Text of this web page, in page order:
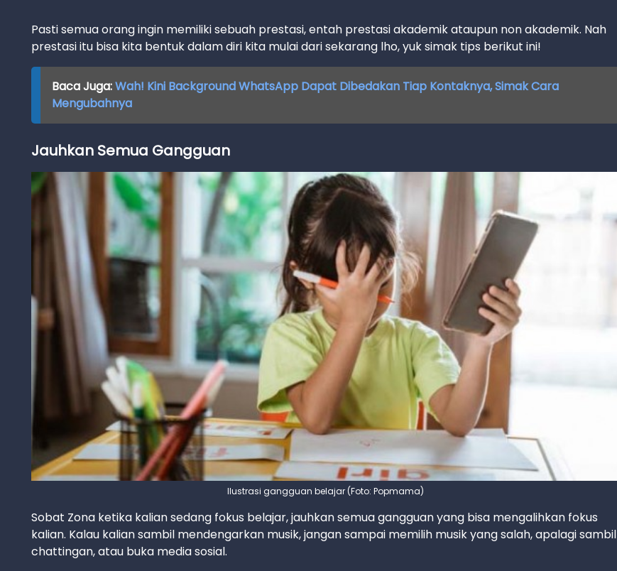
Pasti semua orang ingin memiliki sebuah prestasi, entah prestasi akademik ataupun non akademik. Nah
prestasi itu bisa kita bentuk dalam diri kita mulai dari sekarang lho, yuk simak tips berikut ini!
Baca Juga:Wah! Kini Background WhatsApp Dapat Dibedakan Tiap Kontaknya, Simak Cara
Mengubahnya
Jauhkan Semua Gangguan
Ilustrasi gangguan belajar (Foto: Popmama)
Sobat Zona ketika kalian sedang fokus belajar, jauhkan semua gangguan yang bisa mengalihkan fokus
kalian. Kalau kalian sambil mendengarkan musik, jangan sampai memilih musik yang salah, apalagi sambil
chattingan, atau buka media sosial.